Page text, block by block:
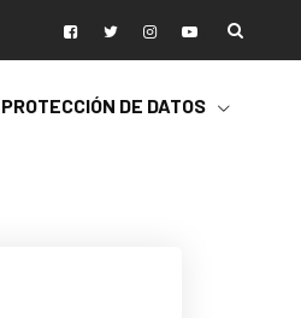
PROTECCIÓN DE DATOS